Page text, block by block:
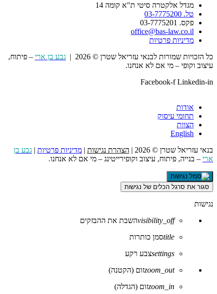
מגדל אלקטרה סיטי ת"א קומה 14
טל. 03-7775200
פקס. 03-7775201
office@bas-law.co.il
מדיניות פרטיות
כל הזכויות שמורות לבנאי עזריאל שטרן © 2026 |
גבע בן ארי – פיתוח,
עיצוב וקופי – מי אם לא אנחנו.
Facebook-f Linkedin-in
אודות
תחומי עיסוק
הצוות
English
בנאי עזריאל שטרן © 2026 |
הצהרת נגישות | מדיניות פרטיות | גבע בן
ארי – בנייה, פיתוח, עיצוב וקופירייטינג – מי אם לא אנחנו.
סגור את סרגל הכלים של נגישות
נגישות
visibility_offהשבת את ההבזקים
titleסמן כותרות
settingsצבע רקע
zoom_outזום (הקטנה)
zoom_inזום (הגדלה)